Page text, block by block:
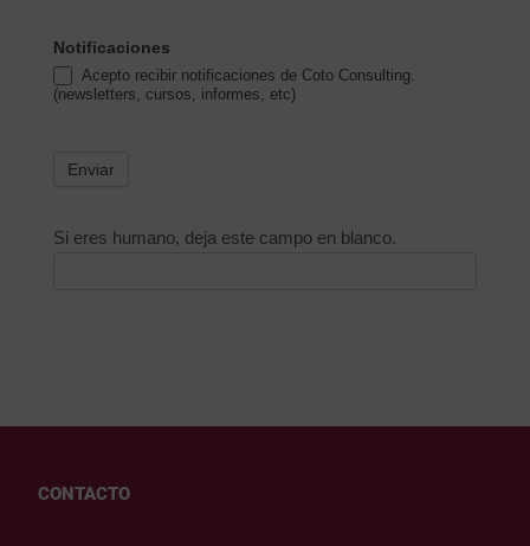
Notificaciones
Acepto recibir notificaciones de Coto Consulting.
(newsletters, cursos, informes, etc)
Enviar
Si eres humano, deja este campo en blanco.
CONTACTO